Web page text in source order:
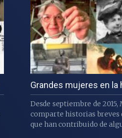
Grandes mujeres en la
Desde septiembre de
comparte historias breves
que han contribuido de